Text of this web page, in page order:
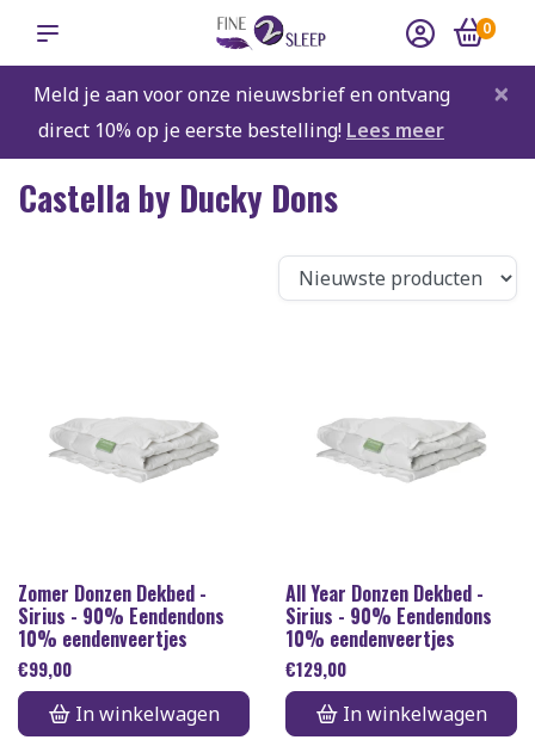
0
Meld je aan voor onze nieuwsbrief en ontvang
direct 10% op je eerste bestelling! Lees meer
×
Castella by Ducky Dons
Zomer Donzen Dekbed -
Sirius - 90% Eendendons
10% eendenveertjes
€99,00
In winkelwagen
All Year Donzen Dekbed -
Sirius - 90% Eendendons
10% eendenveertjes
€129,00
In winkelwagen